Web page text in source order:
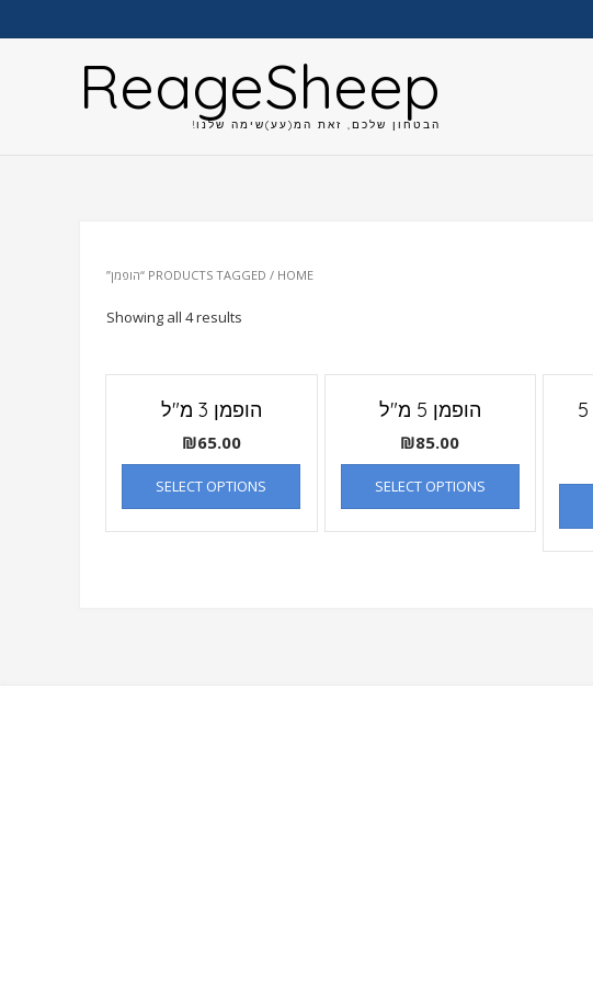
ReageSheep
הבטחון שלכם, זאת המ(עע)שימה שלנו!
HOME / PRODUCTS TAGGED “הופמן”
Showing all 4 results
הופמן 3 מ"ל
₪65.00
SELECT OPTIONS
הופמן 5 מ"ל
₪85.00
SELECT OPTIONS
ערכת 6 בדיקות 5